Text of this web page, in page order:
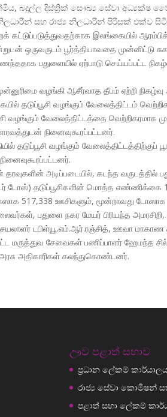
බදුල්ල දිස්ත්රික් සෞඛ් ය සේවා අධ්යක්ෂ
සහ රාජ් ය නිලධාරීන් පිරිසක් එක්ව
இலங்கையில்
ஒருவருடம் பூர்த்தியாவதை முன்னிட்டு
பதுளையில் ஏற்பாடு செய்யப்பட்ட
வழங்கி ஆசீர்வாத தீபம் ஏற்றி நிகழ்வு
தடுப்பூசி வழங்கும் வேலைத்திட்டம்
வழங்கும் வேலைத்திட்டத்தை
நினைவுகூரப்பட்டனர்.
தடுப்பூசி வழங்கும்
அடிப்படையில், கடந்த வருடத்தில்
டோஸ்) தடுப்பூசிகளின் மொத்த எண்ணிக்கை
517,338 ஊசிகளும், மூன்றாவது
பதுளை நகர மேயர் பிரியந்த
டபிள்யூ.எம்.ஆர்.ரஞ்சித், ஊவா
சேவைகள் பணிப்பாளர் ஹேமந்த சில்வா
அதிகாரிகள் கலந்துகொண்டனர்.
ඌව පළාත් සභාව
ප්‍රධාන ලේකම්
රාජ්‍ය සේවා කොමිෂන්
පළාත් සභා ලේකම්